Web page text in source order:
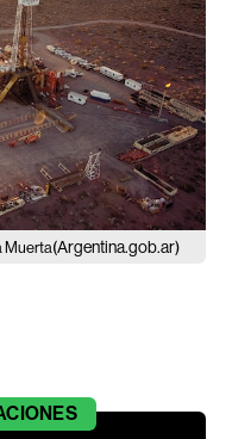
Muerta(Argentina.gob.ar)